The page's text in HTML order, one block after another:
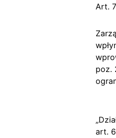
Art.
poz.
art.